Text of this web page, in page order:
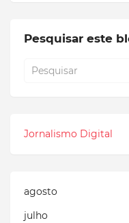
Pesquisar este
Jornalismo Digital
agosto
julho